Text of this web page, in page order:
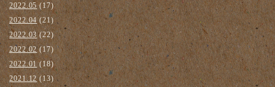
2022.05 (17)
2022.04(21)
2022.03(22)
2022.02(17)
2022.01 (18)
2021.12(13)